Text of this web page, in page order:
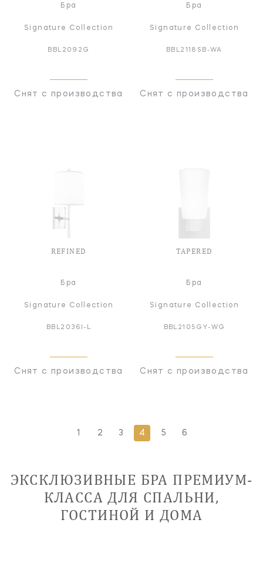
Бра
Signature Collection
BBL2092G
Снят с производства
Бра
Signature Collection
BBL2118SB-WA
Снят с производства
REFINED
Бра
Signature Collection
BBL2036I-L
Снят с производства
TAPERED
Бра
Signature Collection
BBL2105GY-WG
Снят с производства
1 2 3 4 5 6
ЭКСКЛЮЗИВНЫЕ БРА ПРЕМИУМ-
КЛАССА ДЛЯ СПАЛЬНИ,
ГОСТИНОЙ И ДОМА